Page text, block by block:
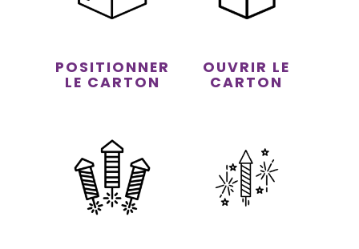
POSITIONNER
LE CARTON
OUVRIR LE
CARTON